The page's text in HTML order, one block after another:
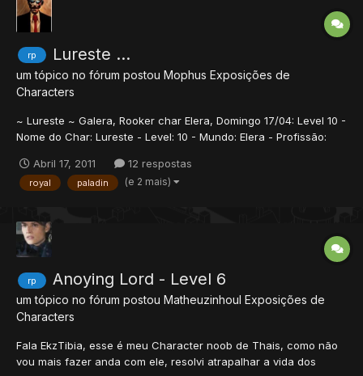
rp Lureste ...
um tópico no fórum postou Mophus Exposições de
Characters
~ Lureste ~ Galera, Rooker char Elera, Domingo 17/04: Level 10 -
Nome do Char: Lureste - Level: 10 - Mundo: Elera - Profissão:
Elera eu ajudo ;D Abraços,
Abril 17, 2011 12 respostas
royal paladin (e 2 mais)
rp Anoying Lord - Level 6
um tópico no fórum postou Matheuzinhoul Exposições de
Characters
Fala EkzTibia, esse é meu Character noob de Thais, como não
vou mais fazer anda com ele, resolvi atrapalhar a vida dos